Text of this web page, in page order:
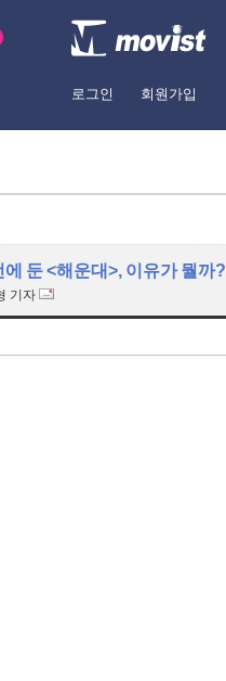
로그인 회원가입
둔 <해운대>, 이유가 뭘까?
기자